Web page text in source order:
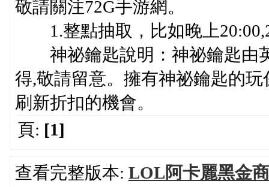
敬請關注72G手游網。
1.整點抽取，比如晚上
神祕鑰匙說明：神祕鑰匙由
得,敬請留意。擁有神祕鑰匙的
刷新折扣的機會。
頁: [1]
查看完整版本: LOL阿卡麗黑金